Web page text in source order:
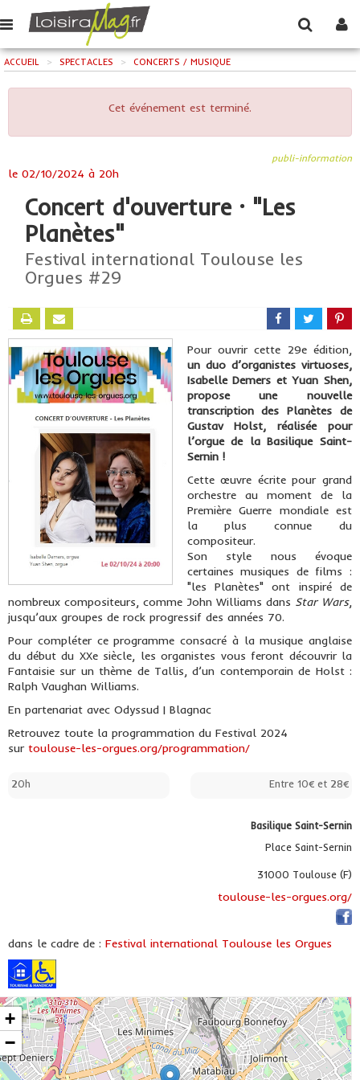
ACCUEIL > SPECTACLES > CONCERTS / MUSIQUE
Cet événement est terminé.
publi-information
le 02/10/2024 à 20h
Concert d'ouverture · "Les
Planètes"
Festival international Toulouse les
Orgues #29
Pour ouvrir cette 29e édition,
un duo d’organistes virtuoses,
Isabelle Demers et Yuan Shen,
propose une nouvelle
transcription des Planètes de
Gustav Holst, réalisée pour
l’orgue de la Basilique Saint-
Sernin !
Cette œuvre écrite pour grand
orchestre au moment de la
Première Guerre mondiale est
la plus connue du
compositeur.
Son style nous évoque
certaines musiques de films :
"les Planètes" ont inspiré de
nombreux compositeurs, comme John Williams dans Star Wars,
jusqu’aux groupes de rock progressif des années 70.
Pour compléter ce programme consacré à la musique anglaise
du début du XXe siècle, les organistes vous feront découvrir la
Fantaisie sur un thème de Tallis, d’un contemporain de Holst :
Ralph Vaughan Williams.
En partenariat avec Odyssud | Blagnac
Retrouvez toute la programmation du Festival 2024
sur toulouse-les-orgues.org/programmation/
20h Entre 10€ et 28€
Basilique Saint-Sernin
Place Saint-Sernin
31000 Toulouse (F)
toulouse-les-orgues.org/
dans le cadre de : Festival international Toulouse les Orgues
+
−